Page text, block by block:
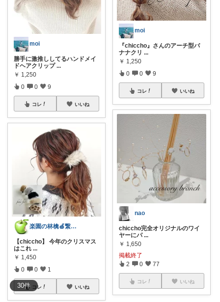
30件
moi
勝手に激推ししてるハンドメイ
ドヘアクリップ ...
￥ 1,250
0 0 9
コレ いいね
楽園の林檎🍏繋がりたい
【chiccho】 今年のクリスマス
はこれ ...
￥ 1,450
0 0 1
コレ いいね
moi
『chiccho』さんのアーチ型バ
ナナクリ ...
￥ 1,250
0 0 9
コレ いいね
nao
chiccho完全オリジナルのワイ
ヤーにパ ...
￥ 1,650
掲載終了
2 0 77
コレ いいね